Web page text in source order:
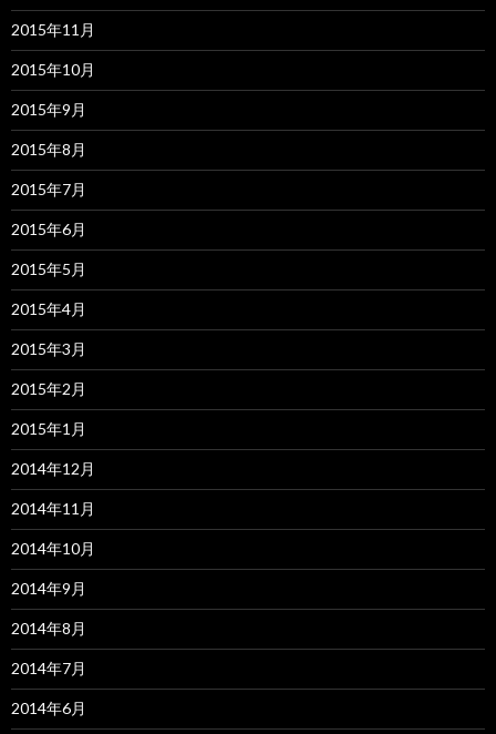
2015年11月
2015年10月
2015年9月
2015年8月
2015年7月
2015年6月
2015年5月
2015年4月
2015年3月
2015年2月
2015年1月
2014年12月
2014年11月
2014年10月
2014年9月
2014年8月
2014年7月
2014年6月